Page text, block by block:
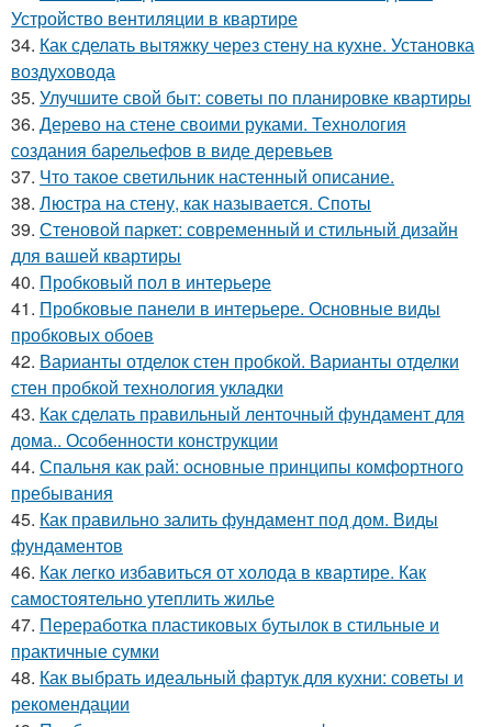
Устройство вентиляции в квартире
34. Как сделать вытяжку через стену на кухне. Установка
воздуховода
35. Улучшите свой быт: советы по планировке квартиры
36. Дерево на стене своими руками. Технология
создания барельефов в виде деревьев
37. Что такое светильник настенный описание.
38. Люстра на стену, как называется. Споты
39. Стеновой паркет: современный и стильный дизайн
для вашей квартиры
40. Пробковый пол в интерьере
41. Пробковые панели в интерьере. Основные виды
пробковых обоев
42. Варианты отделок стен пробкой. Варианты отделки
стен пробкой технология укладки
43. Как сделать правильный ленточный фундамент для
дома.. Особенности конструкции
44. Спальня как рай: основные принципы комфортного
пребывания
45. Как правильно залить фундамент под дом. Виды
фундаментов
46. Как легко избавиться от холода в квартире. Как
самостоятельно утеплить жилье
47. Переработка пластиковых бутылок в стильные и
практичные сумки
48. Как выбрать идеальный фартук для кухни: советы и
рекомендации